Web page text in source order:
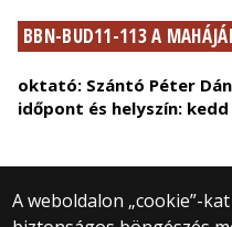
BBN-BUD11-113 A
oktató: Szántó Péter
időpont és helyszín: kedd
A weboldalon „cookie”-